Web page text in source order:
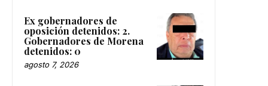
Ex gobernadores de
oposición detenidos: 2.
Gobernadores de Morena
detenidos: 0
agosto 7, 2026